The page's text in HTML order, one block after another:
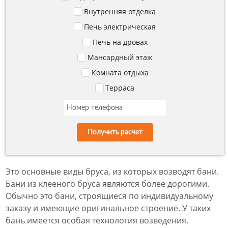
Внутренняя отделка
Печь электрическая
Печь на дровах
Мансардный этаж
Комната отдыха
Терраса
Получить расчет
Это основные виды бруса, из которых возводят бани.
Бани из клееного бруса являются более дорогими.
Обычно это бани, строящиеся по индивидуальному
заказу и имеющие оригинальное строение. У таких
бань имеется особая технология возведения.